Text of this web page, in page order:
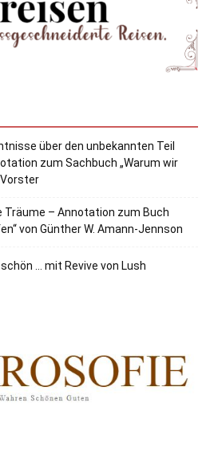
über den unbekannten Teil
zum Sachbuch „Warum wir
Träume – Annotation zum Buch
von Günther W. Amann-Jennson
schön … mit Revive von Lush